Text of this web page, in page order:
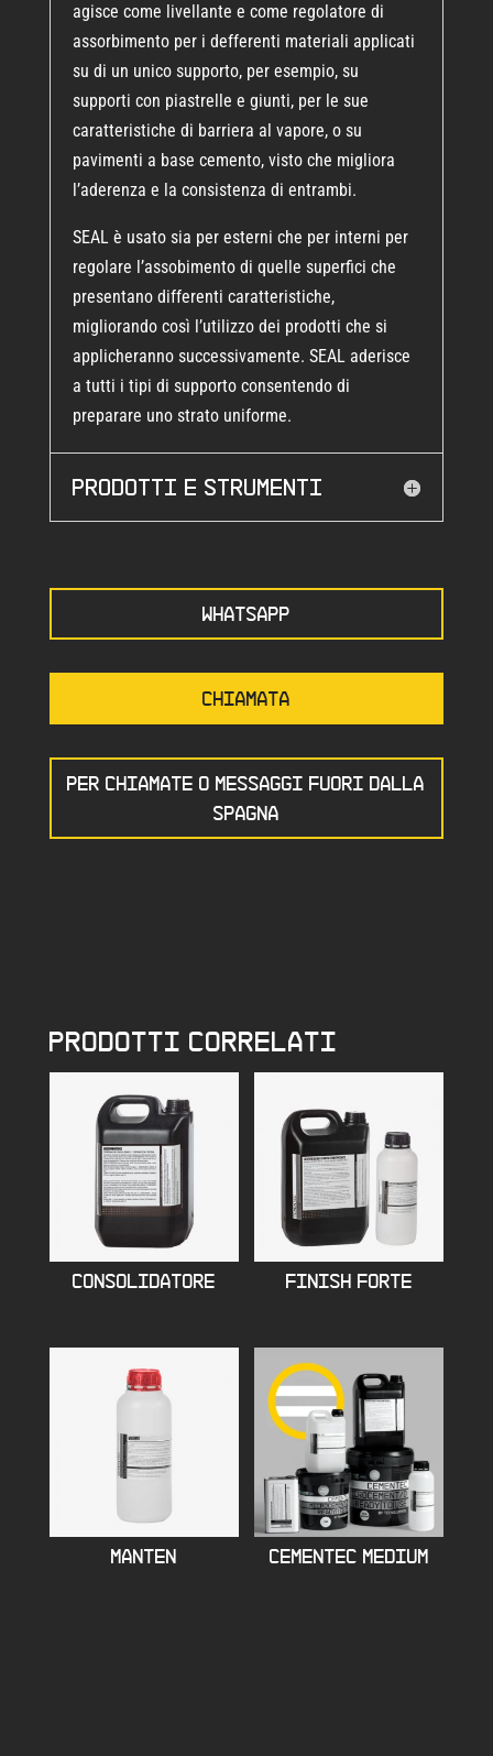
agisce come livellante e come regolatore di
assorbimento per i defferenti materiali applicati
su di un unico supporto, per esempio, su
supporti con piastrelle e giunti, per le sue
caratteristiche di barriera al vapore, o su
pavimenti a base cemento, visto che migliora
l’aderenza e la consistenza di entrambi.
SEAL è usato sia per esterni che per interni per
regolare l’assobimento di quelle superfici che
presentano differenti caratteristiche,
migliorando così l’utilizzo dei prodotti che si
applicheranno successivamente. SEAL aderisce
a tutti i tipi di supporto consentendo di
preparare uno strato uniforme.
Prodotti e strumenti
WHATSAPP
CHIAMATA
PER CHIAMATE O MESSAGGI FUORI DALLA
SPAGNA
PRODOTTI CORRELATI
CONSOLIDATORE FINISH FORTE
MANTEN CEMENTEC MEDIUM